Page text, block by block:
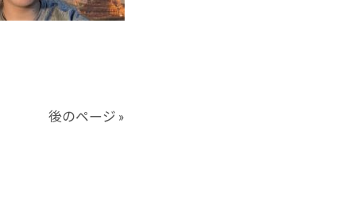
後のページ »